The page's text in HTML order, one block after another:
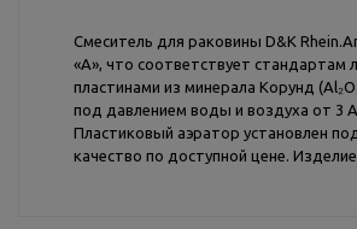
Смеситель для раковины D&K
«А», что соответствует стандартам
пластинами из минерала Корунд
под давлением воды и воздуха от 3
Пластиковый аэратор установлен
качество по доступной цене.